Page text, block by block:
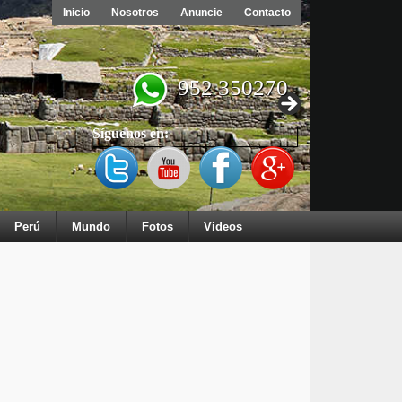
Inicio Nosotros Anuncie Contacto
952 350270
Síguenos en:
Perú Mundo Fotos Videos